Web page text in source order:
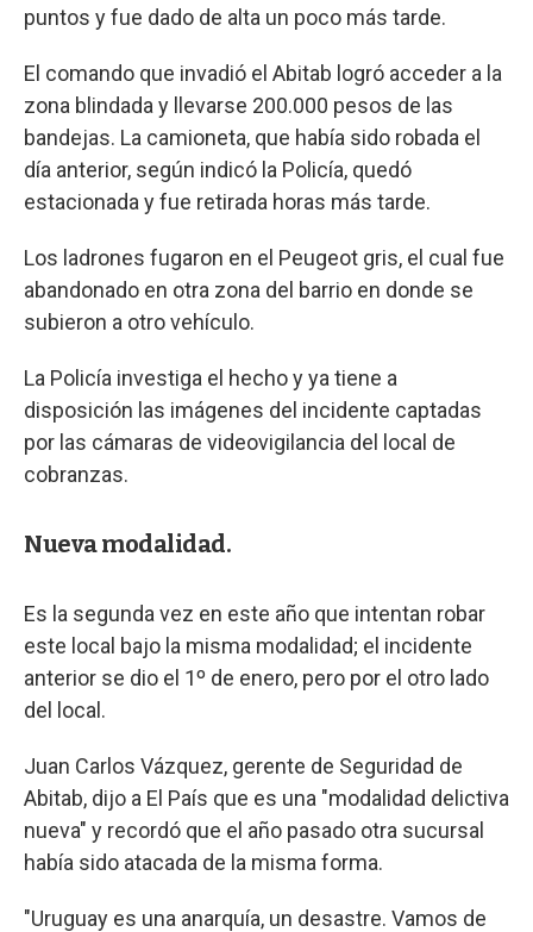
puntos y fue dado de alta un poco más tarde.
El comando que invadió el Abitab logró acceder a la
zona blindada y llevarse 200.000 pesos de las
bandejas. La camioneta, que había sido robada el
día anterior, según indicó la Policía, quedó
estacionada y fue retirada horas más tarde.
Los ladrones fugaron en el Peugeot gris, el cual fue
abandonado en otra zona del barrio en donde se
subieron a otro vehículo.
La Policía investiga el hecho y ya tiene a
disposición las imágenes del incidente captadas
por las cámaras de videovigilancia del local de
cobranzas.
Nueva modalidad.
Es la segunda vez en este año que intentan robar
este local bajo la misma modalidad; el incidente
anterior se dio el 1º de enero, pero por el otro lado
del local.
Juan Carlos Vázquez, gerente de Seguridad de
Abitab, dijo a El País que es una "modalidad delictiva
nueva" y recordó que el año pasado otra sucursal
había sido atacada de la misma forma.
"Uruguay es una anarquía, un desastre. Vamos de